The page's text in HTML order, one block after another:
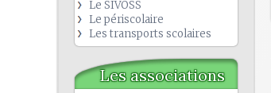
Le SIVOSS
Le périscolaire
Les transports scolaires
Les associations